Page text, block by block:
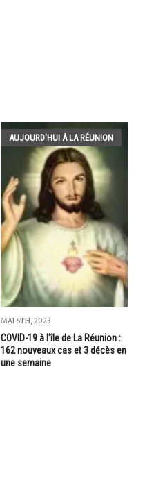
AUJOURD'HUI À LA RÉUNION
MAI 6TH, 2023
COVID-19 à l'île de La Réunion :
162 nouveaux cas et 3 décès en
une semaine